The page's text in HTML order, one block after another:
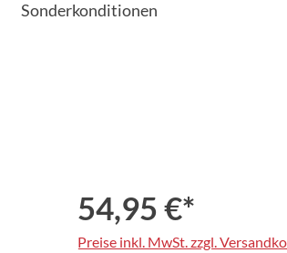
Sonderkonditionen
54,95 €*
Preise inkl. MwSt. zzgl.